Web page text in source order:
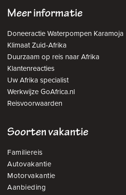
Meer informatie
Doneeractie Waterpompen Karamoja
Klimaat Zuid-Afrika
Duurzaam op reis naar Afrika
Klantenreacties
Uw Afrika specialist
Werkwijze GoAfrica.nl
Reisvoorwaarden
Soorten vakantie
Familiereis
Autovakantie
Motorvakantie
Aanbieding